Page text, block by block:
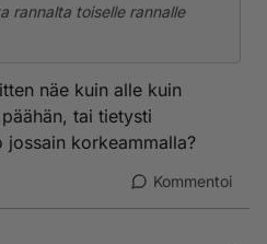
rannalta toiselle rannalle
näe kuin alle kuin
tai tietysti
jossain korkeammalla?
Kommentoi